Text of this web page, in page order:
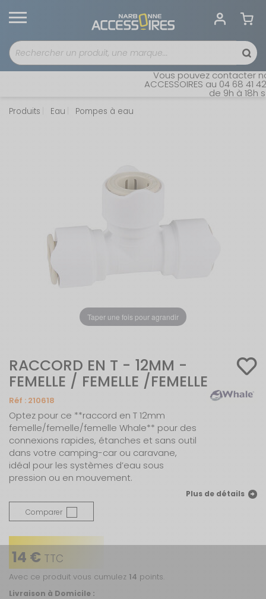
Vous pouvez contacter
ACCESSOIRES au 04 68 41
de 9h à 18h
Produits Eau Pompes à eau
Taper une fois pour agrandir
RACCORD EN T - 12MM -
FEMELLE / FEMELLE /FEMELLE
Réf : 210618
Optez pour ce **raccord en T 12mm
femelle/femelle/femelle Whale** pour des
connexions rapides, étanches et sans outil
dans votre camping-car ou caravane,
idéal pour les systèmes d’eau sous
pression ou en mouvement.
Plus de détails
Comparer
14 € TTC
Avec ce produit vous cumulez 14 points.
Livraison à Domicile :